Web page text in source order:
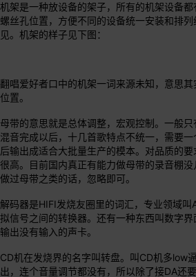
机架是一种放设备的架子，所有的机架设备
螺丝孔位置，方便不同的设备统一安装和排
见。机架的样子见下图：
翻唱爱好者口中的机架一词来源未知，意思
位置。
母带的意思就是总体调整，宏观控制。一般
混音完成以后，十几首歌特点不统一，需要
后输出成适合大批量生产的模本。对品质的
很高。目前国内真正有能力做母带的录音棚
做过母带之类的话，忽略即可。
解码器是HIFI发烧友圈里的词汇，专业领域叫
拟信号之间的转换器。还有一种东西叫数字
输出没有输入的声卡。
CD机在发烧界的名字叫转盘。叫CD机多low
出，连个音量调节都没有，所以除了接DA还